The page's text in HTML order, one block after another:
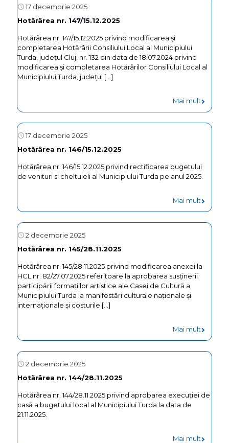
17 decembrie 2025
Hotărârea nr. 147/15.12.2025
Hotărârea nr. 147/15.12.2025 privind modificarea și
completarea Hotărârii Consiliului Local al Municipiului
Turda, județul Cluj, nr. 132 din data de 18.07.2024 privind
modificarea și completarea Hotărârilor Consiliului Local al
Municipiului Turda, județul […]
Mai mult
17 decembrie 2025
Hotărârea nr. 146/15.12.2025
Hotărârea nr. 146/15.12.2025 privind rectificarea bugetului
de venituri si cheltuieli al Municipiului Turda pe anul 2025.
Mai mult
2 decembrie 2025
Hotărârea nr. 145/28.11.2025
Hotărârea nr. 145/28.11.2025 privind modificarea anexei la
HCL nr. 82/27.07.2025 referitoare la aprobarea susținerii
participării formațiilor artistice ale Casei de Cultură a
Municipiului Turda la manifestări culturale naționale și
internaționale și costurile […]
Mai mult
2 decembrie 2025
Hotărârea nr. 144/28.11.2025
Hotărârea nr. 144/28.11.2025 privind aprobarea execuției de
casă a bugetului local al Municipiului Turda la data de
21.11.2025.
Mai mult